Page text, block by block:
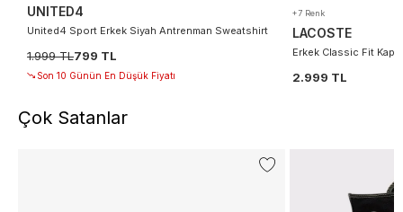
UNITED4
United4 Sport Erkek Siyah Antrenman Sweatshirt
1.999 TL799 TL
Son 10 Günün En Düşük Fiyatı
+7 Renk
LACOSTE
Erkek Classic Fit
2.999 TL
Çok Satanlar